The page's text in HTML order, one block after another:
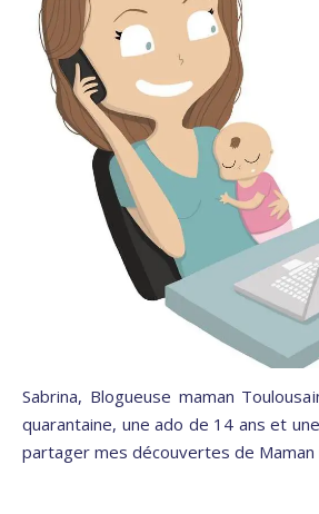
Sabrina, Blogueuse maman
quarantaine, une ado de 14 ans et
partager mes découvertes de Maman